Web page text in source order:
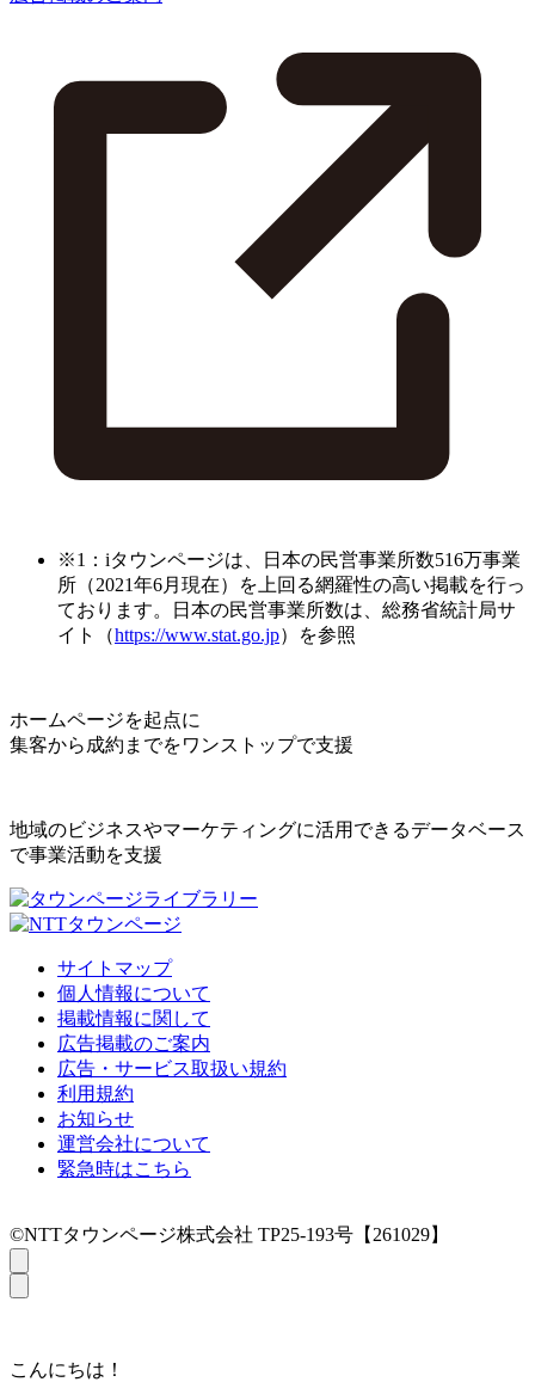
※1：iタウンページは、日本の民営事業所数516万事業
所（2021年6月現在）を上回る網羅性の高い掲載を行っ
ております。日本の民営事業所数は、総務省統計局サ
イト（https://www.stat.go.jp）を参照
ホームページを起点に
集客から成約までをワンストップで支援
地域のビジネスやマーケティングに活用できるデータベース
で事業活動を支援
サイトマップ
個人情報について
掲載情報に関して
広告掲載のご案内
広告・サービス取扱い規約
利用規約
お知らせ
運営会社について
緊急時はこちら
©NTTタウンページ株式会社 TP25-193号【261029】
こんにちは！